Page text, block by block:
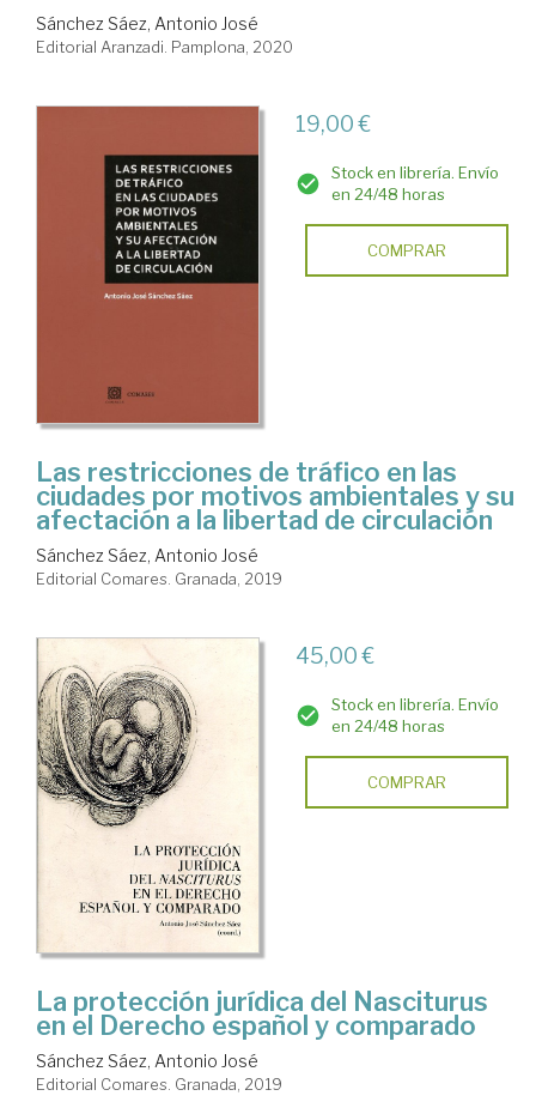
Sánchez Sáez, Antonio José
Editorial Aranzadi. Pamplona, 2020
19,00 €
Stock en librería. Envío
en 24/48 horas
COMPRAR
Las restricciones de tráfico en las
ciudades por motivos ambientales y su
afectación a la libertad de circulación
Sánchez Sáez, Antonio José
Editorial Comares. Granada, 2019
45,00 €
Stock en librería. Envío
en 24/48 horas
COMPRAR
La protección jurídica del Nasciturus
en el Derecho español y comparado
Sánchez Sáez, Antonio José
Editorial Comares. Granada, 2019